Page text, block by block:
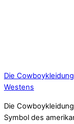
Die
Westens
Die
Symbol des